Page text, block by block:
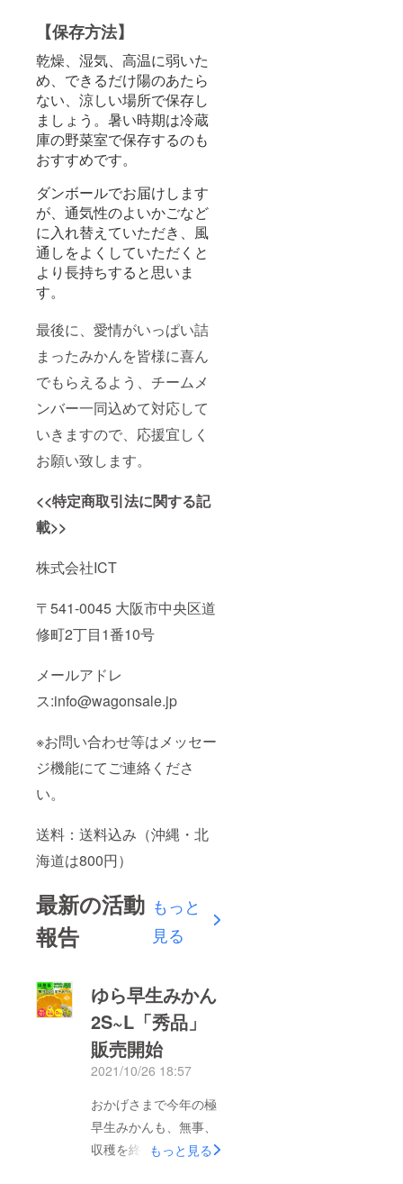
【保存方法】
乾燥、湿気、高温に弱いた
め、できるだけ陽のあたら
ない、涼しい場所で保存し
ましょう。暑い時期は冷蔵
庫の野菜室で保存するのも
おすすめです。
ダンボールでお届けします
が、通気性のよいかごなど
に入れ替えていただき、風
通しをよくしていただくと
より長持ちすると思いま
す。
最後に、愛情がいっぱい詰
まったみかんを皆様に喜ん
でもらえるよう、チームメ
ンバー一同込めて対応して
いきますので、応援宜しく
お願い致します。
<<特定商取引法に関する記
載>>
株式会社ICT
〒541-0045 大阪市中央区道
修町2丁目1番10号
メールアドレ
ス:info@wagonsale.jp
※お問い合わせ等はメッセー
ジ機能にてご連絡くださ
い。
送料：送料込み（沖縄・北
海道は800円）
最新の活動
報告
もっと
見る
ゆら早生みかん
2S~L「秀品」
販売開始
2021/10/26 18:57
おかげさまで今年の極
早生みかんも、無事、
収穫を終える事ができ
もっと見る